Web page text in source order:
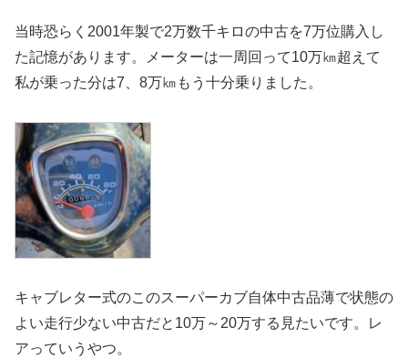
当時恐らく2001年製で2万数千キロの中古を7万位購入し
た記憶があります。メーターは一周回って10万㎞超えて
私が乗った分は7、8万㎞もう十分乗りました。
キャブレター式のこのスーパーカブ自体中古品薄で状態の
よい走行少ない中古だと10万～20万する見たいです。レ
アっていうやつ。